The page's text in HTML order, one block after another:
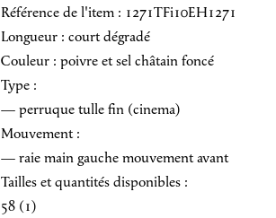
Référence de l'item : 1271TFi10EH1271
Longueur : court dégradé
Couleur : poivre et sel châtain foncé
Type :
— perruque tulle fin (cinema)
Mouvement :
— raie main gauche mouvement avant
Tailles et quantités disponibles :
58 (1)